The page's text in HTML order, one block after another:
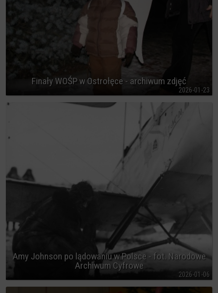
Finały WOŚP w Ostrołęce - archiwum zdjęć
2026-01-23
Amy Johnson po lądowaniu w Polsce - fot. Narodowe
Archiwum Cyfrowe
2026-01-06